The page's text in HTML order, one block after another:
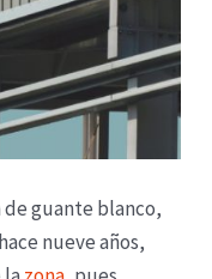
de guante blanco,
nueve años,